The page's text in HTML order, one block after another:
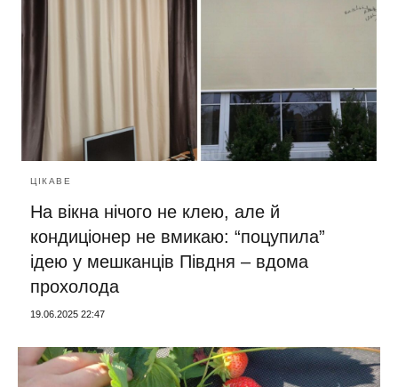
ЦІКАВЕ
На вікна нічого не клею, але й
кондиціонер не вмикаю: “поцупила”
ідею у мешканців Півдня – вдома
прохолода
19.06.2025 22:47